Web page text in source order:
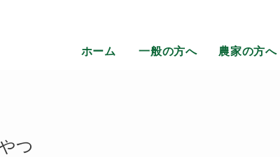
ホーム 一般の方へ 農家の方へ
つ